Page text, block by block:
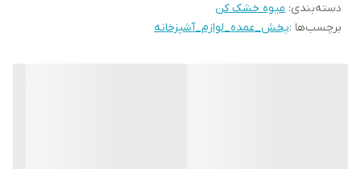
دسته‌بندی: میوه خشک کن
برچسب‌ها :پخش_عمده_لوازم_آشپزخانه